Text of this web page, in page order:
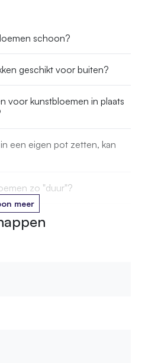
schoon?
geschikt voor buiten?
voor kunstbloemen in plaats
een eigen pot zetten, kan
zo "duur"?
het water zetten?
mee?
boeketten of bloemstukken
kan ik bij jullie vinden?
meer